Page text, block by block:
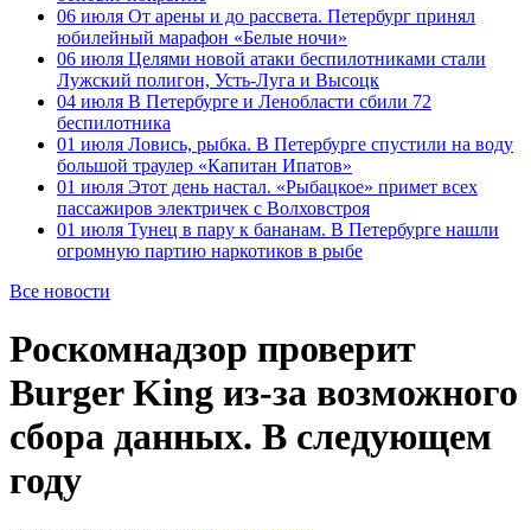
06 июля От арены и до рассвета. Петербург принял
юбилейный марафон «Белые ночи»
06 июля Целями новой атаки беспилотниками стали
Лужский полигон, Усть-Луга и Высоцк
04 июля В Петербурге и Ленобласти сбили 72
беспилотника
01 июля Ловись, рыбка. В Петербурге спустили на воду
большой траулер «Капитан Ипатов»
01 июля Этот день настал. «Рыбацкое» примет всех
пассажиров электричек с Волховстроя
01 июля Тунец в пару к бананам. В Петербурге нашли
огромную партию наркотиков в рыбе
Все новости
Роскомнадзор проверит
Burger King из-за возможного
сбора данных. В следующем
году